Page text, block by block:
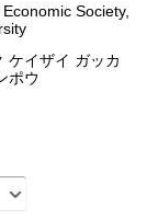
Society,
ケイザイ ガッカ
ポウ